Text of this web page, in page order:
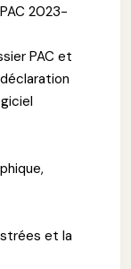
2023-
PAC et
et la